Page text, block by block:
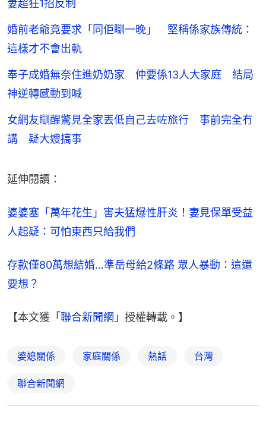
妻超狂1招反制
婚前老爺竟要求「同佢瞓一晚」 堅稱係家族傳統：
這樣才不會出軌
奉子成婚無奈住進奶奶家 仲要係13人大家庭 結局
神逆轉感動到喊
女網友瞓醒驚見全家丟低自己去咗旅行 事前完全冇
講 疑大嫂搞事
延伸閱讀：
婆婆塞「萬年花生」害夫猛爆性肝炎！妻見保單受益
人起疑：可怕東西只給我們
存款僅80萬想結婚…準岳母給2條路 眾人暴動：這還
要想？
【本文獲「聯合新聞網 」授權轉載。】
婆媳關係 家庭關係 熱話 台灣
聯合新聞網